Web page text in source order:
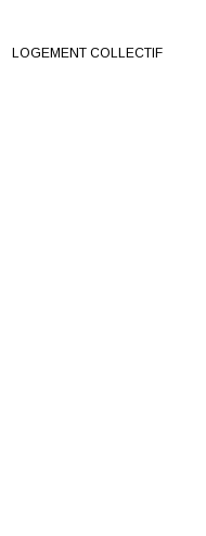
LOGEMENT COLLECTIF